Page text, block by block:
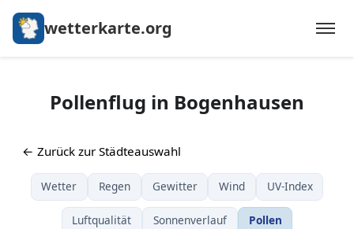
wetterkarte.org
Pollenflug in Bogenhausen
← Zurück zur Städteauswahl
Wetter Regen Gewitter Wind UV-Index
Luftqualität Sonnenverlauf Pollen